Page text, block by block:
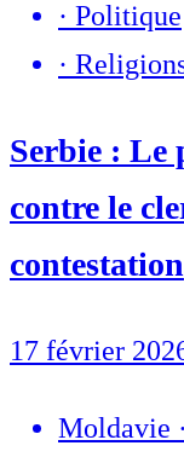
· Politique
·
Serbie : Le
contre le
contestation
17 février
Moldavie ·